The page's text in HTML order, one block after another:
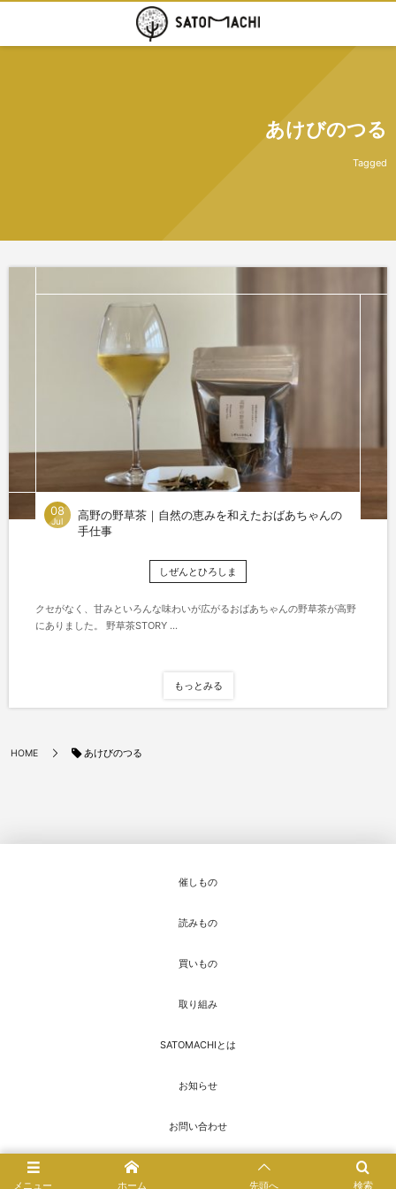
あけびのつる
Tagged
08
Jul
高野の野草茶｜自然の恵みを和えたおばあちゃんの
手仕事
しぜんとひろしま
クセがなく、甘みといろんな味わいが広がるおばあちゃんの野草茶が高野
にありました。 野草茶STORY ...
もっとみる
HOME あけびのつる
催しもの
読みもの
買いもの
取り組み
SATOMACHIとは
お知らせ
お問い合わせ
SATOMACHI／さとまち
メニュー 検索
ホーム 先頭へ